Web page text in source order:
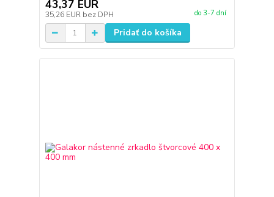
43,37 EUR
35,26 EUR bez DPH do 3-7 dní
Pridať do košíka